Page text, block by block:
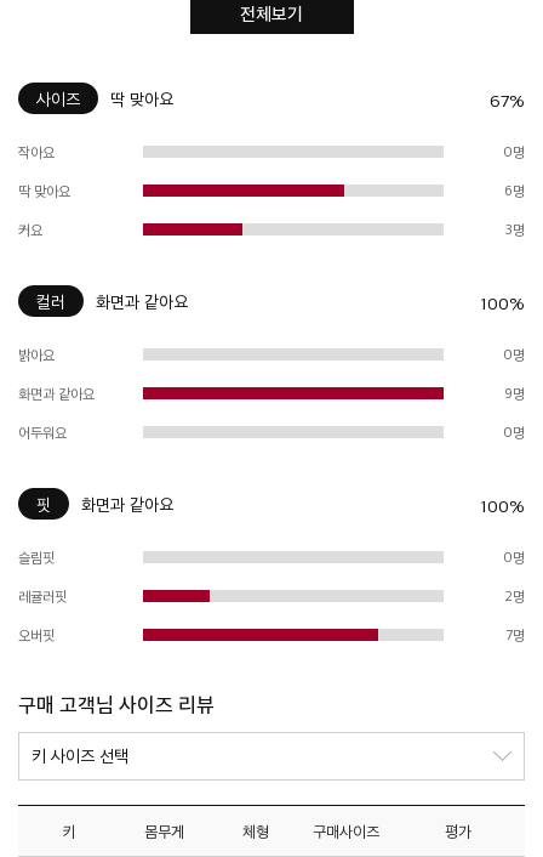
전체보기
사이즈 딱 맞아요 67%
작아요 0명
딱 맞아요 6명
커요 3명
컬러 화면과 같아요 100%
밝아요 0명
화면과 같아요 9명
어두워요 0명
핏 화면과 같아요 100%
슬림핏 0명
레귤러핏 2명
오버핏 7명
구매 고객님 사이즈 리뷰
키 몸무게 체형 구매사이즈 평가